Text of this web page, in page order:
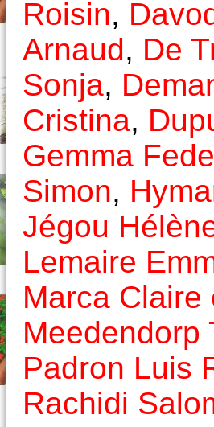
Roisin,
Arnaud, De
Sonja,
Cristina,
Gemma
Simon,
Jégou
Lemaire
Marca Claire
Meedendorp
Padron Luis
Rachidi